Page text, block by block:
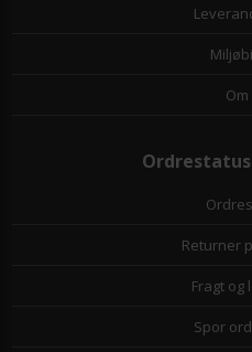
Returner
Fragt og
Spor